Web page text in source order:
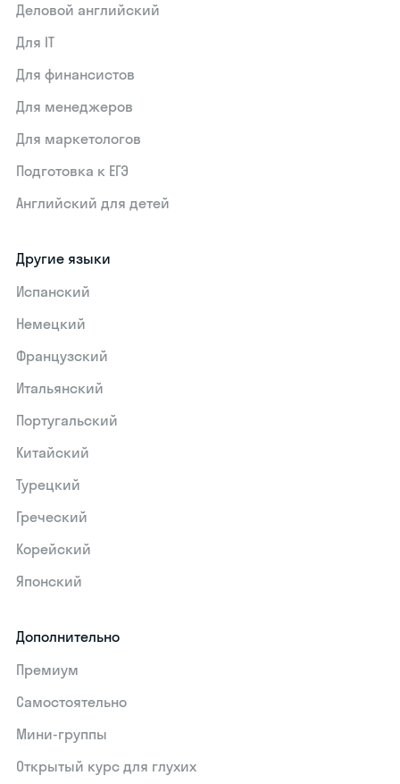
Деловой английский
Для IT
Для финансистов
Для менеджеров
Для маркетологов
Подготовка к ЕГЭ
Английский для детей
Другие языки
Испанский
Немецкий
Французский
Итальянский
Португальский
Китайский
Турецкий
Греческий
Корейский
Японский
Дополнительно
Премиум
Самостоятельно
Мини-группы
Открытый курс для глухих